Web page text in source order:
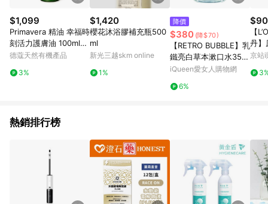
$1,099
Primavera 精油 幸福時
刻活力護膚油 100ml
(PL26800)
德蔻天然有機產品
3%
$1,420
櫻花沐浴膠補充瓶500
ml
新光三越skm online
1%
降價
$380 (降$70)
【RETRO BUBBLE】乳
鐵亮白草本漱口水350
ml-經典Mojito
iQueen愛女人購物網
6%
【
丹】
0ml
京站i
熱銷排行榜